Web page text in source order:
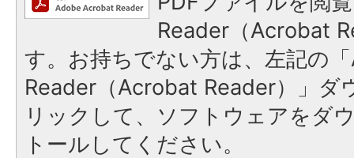
Reader（Acrobat
す。お持ちでない方は、左記の
Reader（Acrobat Reader）」ダ
リックして、ソフトウェアをダ
トールしてください。